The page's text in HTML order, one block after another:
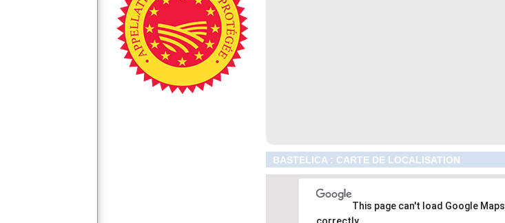
BASTELICA : CARTE DE LOCALISATION
This page can't load Google Maps
correctly.